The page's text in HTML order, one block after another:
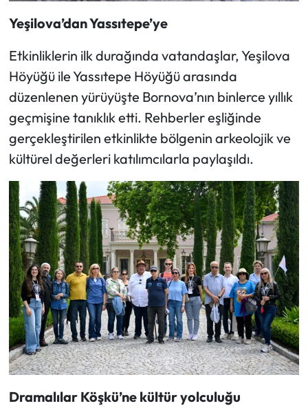
Yeşilova’dan Yassıtepe’ye
Etkinliklerin ilk durağında vatandaşlar, Yeşilova
Höyüğü ile Yassıtepe Höyüğü arasında
düzenlenen yürüyüşte Bornova’nın binlerce yıllık
geçmişine tanıklık etti. Rehberler eşliğinde
gerçekleştirilen etkinlikte bölgenin arkeolojik ve
kültürel değerleri katılımcılarla paylaşıldı.
Dramalılar Köşkü’ne kültür yolculuğu